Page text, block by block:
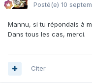
Posté(e) 10
Mannu, si tu répondais à
Dans tous les cas, merci.
Citer